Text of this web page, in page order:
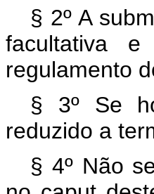
§ 2º A
facultativa
regulamento
§ 3º Se
reduzido a
§ 4º Não